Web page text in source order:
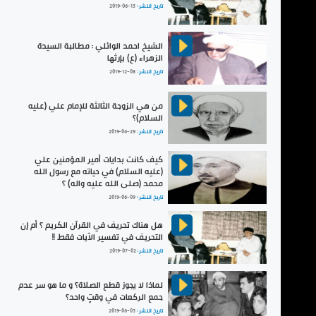
تاريخ النشر :2019-06-15
الشيخ احمد الوائلي : مطالبة السيدة
الزهراء (ع) بإرثها
تاريخ النشر :2019-12-08
من هي الزوجة الثالثة للإمام علي (عليه
السلام)؟
تاريخ النشر :2019-06-29
كيف كانت بدايات أمير المؤمنين علي
(عليه السلام) في حياته مع رسول الله
محمد (صلى الله عليه واله) ؟
تاريخ النشر :2019-06-09
هل هناك تحريف في القرآن الكريم ؟ أم إن
التحريف في تفسير الآيات فقط !!
تاريخ النشر :2019-07-02
لماذا لا يجوز قطع الصلاة؟ و ما هو سر عدم
جمع الركعات في وقتٍ واحد؟
تاريخ النشر :2019-06-05